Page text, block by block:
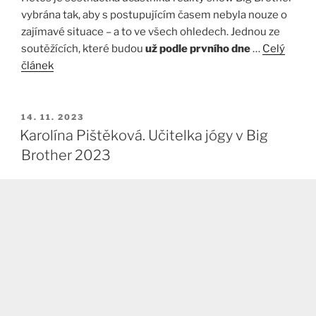
vybrána tak, aby s postupujícím časem nebyla nouze o
zajímavé situace – a to ve všech ohledech. Jednou ze
soutěžících, které budou už podle prvního dne… Celý
článek
PUBLIKOVÁNO
14. 11. 2023
Karolína Pištěková. Učitelka jógy v Big
Brother 2023